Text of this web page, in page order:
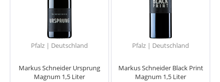
Pfalz | Deutschland
Markus Schneider Ursprung
Magnum 1,5 Liter
Pfalz | Deutschland
Markus Schneider Black Print
Magnum 1,5 Liter